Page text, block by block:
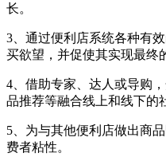
长。
3、通过便利店系统各种有
买欲望，并促使其实现最终
4、借助专家、达人或导购
品推荐等融合线上和线下的
5、为与其他便利店做出商
费者粘性。